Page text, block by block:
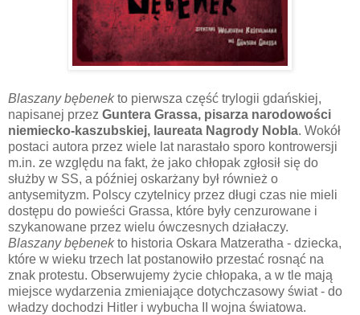
Blaszany bębenekto pierwsza część trylogii gdańskiej,
napisanej przez Guntera Grassa, pisarza narodowości
niemiecko-kaszubskiej, laureata Nagrody Nobla. Wokół
postaci autora przez wiele lat narastało sporo kontrowersji
m.in. ze względu na fakt, że jako chłopak zgłosił się do
służby w SS, a później oskarżany był również o
antysemityzm. Polscy czytelnicy przez długi czas nie mieli
dostępu do powieści Grassa, które były cenzurowane i
szykanowane przez wielu ówczesnych działaczy.
Blaszany bębenekto historia Oskara Matzeratha - dziecka,
które w wieku trzech lat postanowiło przestać rosnąć na
znak protestu. Obserwujemy życie chłopaka, a w tle mają
miejsce wydarzenia zmieniające dotychczasowy świat - do
władzy dochodzi Hitler i wybucha II wojna światowa.